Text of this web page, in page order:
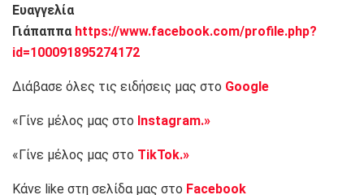
Ευαγγελία
Γιάπαππα https://www.facebook.com/profile.php?
id=100091895274172
Διάβασε όλες τις ειδήσεις μας στο Google
«Γίνε μέλος μας στο Instagram.»
«Γίνε μέλος μας στο TikTok.»
Κάνε like στη σελίδα μας στο Facebook